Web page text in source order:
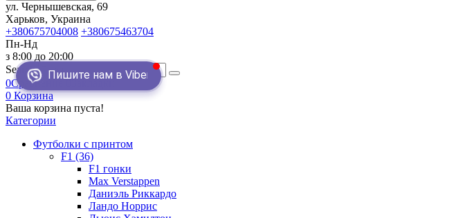
ул. Чернышевская, 69
Харьков, Украина
+380675704008 +380675463704
Пишите нам в Viber
Пн-Нд
з 8:00 до 20:00
Search
0Сравнение
0 Корзина
Ваша корзина пуста!
Категории
Футболки с принтом
F1 (36)
F1 гонки
Max Verstappen
Даниэль Риккардо
Ландо Норрис